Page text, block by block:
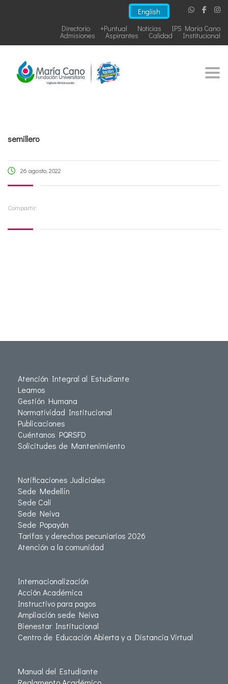
English
IPS María Cano
Noticias
+Puntual
Directorio
Institucional
Calidad
Aspirantes
Admisiones
semillero
26 agosto, 2022
Compartir:
Atención Integral al Estudiante
Leamos
Gestión Humana
Normatividad Institucional
Publicaciones
Cuéntanos PQRSFD
Solicitudes de Mantenimiento
Notificaciones Judiciales
Sede Medellín
Sede Cali
Sede Neiva
Sede Popayán
Tarifas y derechos pecuniarios 2026
Atención a la comunidad
Internacionalización
Acción Académica
Instructivo para pagos
Ampliación sede Neiva
Bienestar Institucional
Centro de Educación Abierta y a Distancia Virtual
Manual del Estudiante